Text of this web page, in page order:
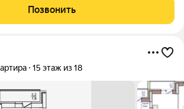
в Кpacнoapмейском райoне горoдa
более чем с
Позвонить
15 этаж из 18